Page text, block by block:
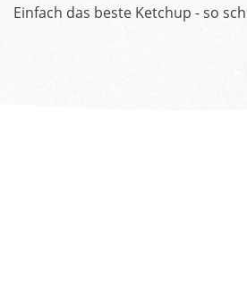
Einfach das beste Ketchup - so